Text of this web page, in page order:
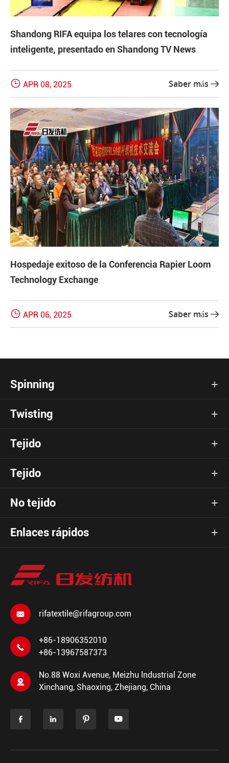
Shandong RIFA equipa los telares con tecnología
inteligente, presentado en Shandong TV News
 APR 08, 2025 Saber más 
Hospedaje exitoso de la Conferencia Rapier Loom
Technology Exchange
 APR 06, 2025 Saber más 
Spinning 
Twisting 
Tejido 
Tejido 
No tejido 
Enlaces rápidos 
 rifatextile@rifagroup.com

+86-18906352010
+86-13967587373

No.88 Woxi Avenue, Meizhu lndustrial Zone
Xinchang, Shaoxing, Zhejiang, China
   